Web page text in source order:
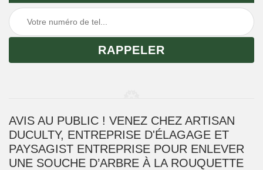
AVIS AU PUBLIC ! VENEZ CHEZ ARTISAN
DUCULTY, ENTREPRISE D'ÉLAGAGE ET
PAYSAGIST ENTREPRISE POUR ENLEVER
UNE SOUCHE D’ARBRE À LA ROUQUETTE